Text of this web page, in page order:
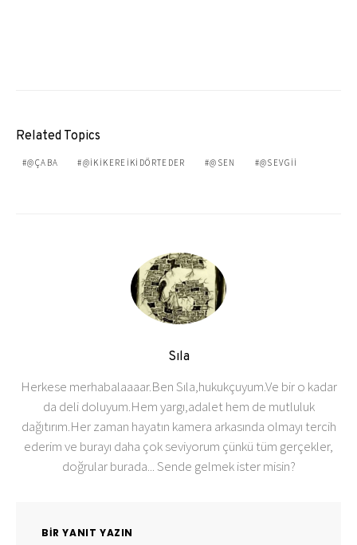
Related Topics
@ÇABA @IKIKEREIKIDÖRTEDER @SEN @SEVGII
Sıla
Herkese merhabalaaaar.Ben Sıla,hukukçuyum.Ve bir o kadar
da deli doluyum.Hem yargı,adalet hem de mutluluk
dağıtırım.Her zaman hayatın kamera arkasında olmayı tercih
ederim ve burayı daha çok seviyorum çünkü tüm gerçekler,
doğrular burada... Sende gelmek ister misin?
BIR YANIT YAZIN